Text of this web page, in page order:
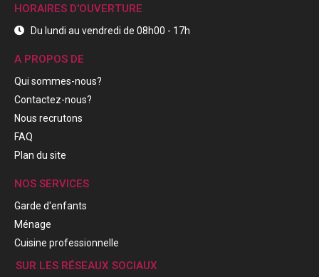
HORAIRES D'OUVERTURE
Du lundi au vendredi de 08h00 - 17h
A PROPOS DE
Qui sommes-nous?
Contactez-nous?
Nous recrutons
FAQ
Plan du site
NOS SERVICES
Garde d'enfants
Ménage
Cuisine professionnelle
SUR LES RÉSEAUX SOCIAUX